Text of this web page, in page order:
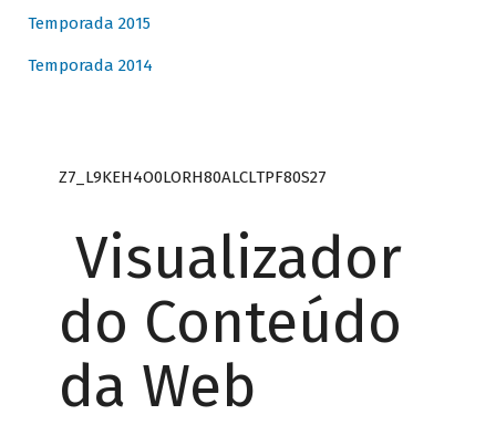
Temporada 2015
Temporada 2014
Z7_L9KEH4O0LORH80ALCLTPF80S27
Visualizador
do Conteúdo
da Web